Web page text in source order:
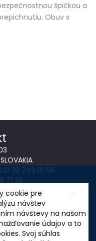
špičkou a
Obuv s
38 749 10 58
71 26
údajov
cookie pre
návštev
návštevy na našom
údajov a to
Svoj súhlas